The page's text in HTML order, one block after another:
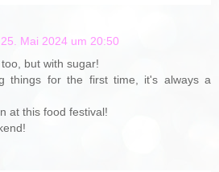
25. Mai 2024 um 20:50
but with sugar!
things for the first time, it's always a
at this food festival!